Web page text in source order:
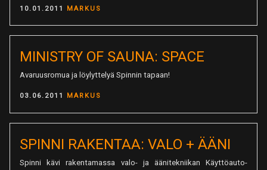
POSTED
10.01.2011 MARKUS
MINISTRY OF SAUNA: SPACE
Avaruusromua ja löylyttelyä Spinnin tapaan!
POSTED
03.06.2011 MARKUS
SPINNI RAKENTAA: VALO + ÄÄNI
Spinni kävi rakentamassa valo- ja äänitekniikan Käyttöauto-